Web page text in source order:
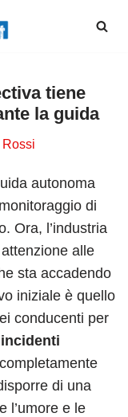
tiene
la guida
autonoma
di
Ora, l’industria
alle
sta accadendo
iniziale è quello
conducenti per
di una
l’umore e le